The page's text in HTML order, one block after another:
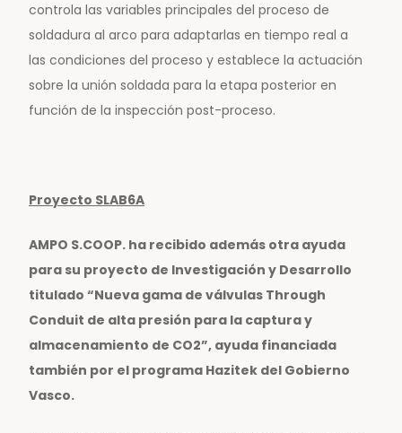
controla las variables principales del proceso de
soldadura al arco para adaptarlas en tiempo real a
las condiciones del proceso y establece la actuación
sobre la unión soldada para la etapa posterior en
función de la inspección post-proceso.
Proyecto SLAB6A
AMPO S.COOP. ha recibido además otra ayuda
para su proyecto de Investigación y Desarrollo
titulado “Nueva gama de válvulas Through
Conduit de alta presión para la captura y
almacenamiento de CO2”, ayuda financiada
también por el programa Hazitek del Gobierno
Vasco.